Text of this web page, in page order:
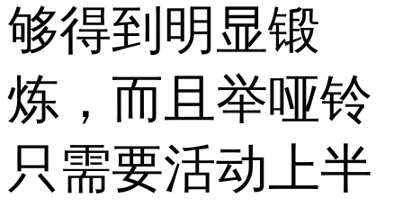
够得到明显锻
炼，而且举哑铃
只需要活动上半